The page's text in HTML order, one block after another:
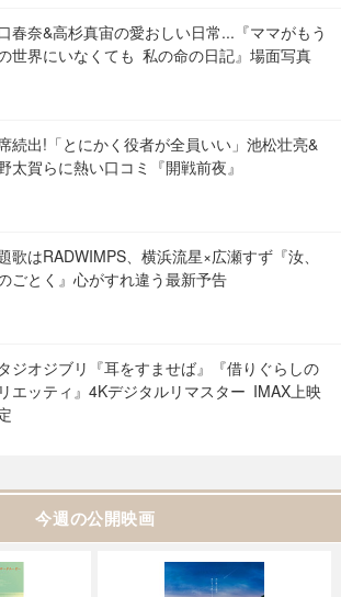
口春奈&高杉真宙の愛おしい日常...『ママがもう
世界にいなくても 私の命の日記』場面写真
続出!「とにかく役者が全員いい」池松壮亮&
太賀らに熱い口コミ『開戦前夜』
歌はRADWIMPS、横浜流星×広瀬すず『汝、
ごとく』心がすれ違う最新予告
ジオジブリ『耳をすませば』『借りぐらしの
エッティ』4Kデジタルリマスター IMAX上映
今週の公開映画